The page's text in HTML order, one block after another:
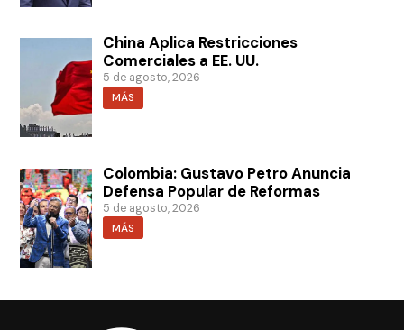
China Aplica Restricciones
Comerciales a EE. UU.
5 de agosto, 2026
MÁS
Colombia: Gustavo Petro Anuncia
Defensa Popular de Reformas
5 de agosto, 2026
MÁS